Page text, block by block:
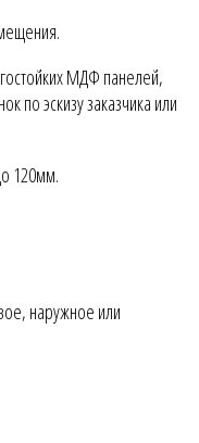
МДФ панелей,
по эскизу заказчика или
120мм.
наружное или